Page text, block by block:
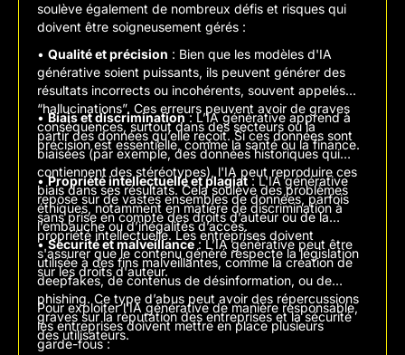
soulève également de nombreux défis et risques qui
doivent être soigneusement gérés :
• Qualité et précision : Bien que les modèles d'IA
générative soient puissants, ils peuvent générer des
résultats incorrects ou incohérents, souvent appelés
“hallucinations”. Ces erreurs peuvent avoir de graves
conséquences, surtout dans des secteurs où la
précision est essentielle, comme la santé ou la finance.
•Biais et discrimination: L’IA générative apprend à
partir des données qu’elle reçoit. Si ces données sont
biaisées (par exemple, des données historiques qui
contiennent des stéréotypes), l'IA peut reproduire ces
biais dans ses résultats. Cela soulève des problèmes
éthiques, notamment en matière de discrimination à
l’embauche ou d’inégalités d’accès.
•Propriété intellectuelle et plagiat: L'IA générative
repose sur de vastes ensembles de données, parfois
sans prise en compte des droits d’auteur ou de la
propriété intellectuelle. Les entreprises doivent
s'assurer que le contenu généré respecte la législation
sur les droits d'auteur.
•Sécurité et malveillance: L’IA générative peut être
utilisée à des fins malveillantes, comme la création de
deepfakes, de contenus de désinformation, ou de
phishing. Ce type d’abus peut avoir des répercussions
graves sur la réputation des entreprises et la sécurité
des utilisateurs.
Pour exploiter l'IA générative de manière responsable,
les entreprises doivent mettre en place plusieurs
garde-fous :